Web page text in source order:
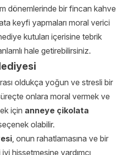
dönemlerinde bir fincan kahve
keyfi yapmaları moral verici
kutuları içerisine tebrik
hale getirebilirsiniz.
oldukça yoğun ve stresli bir
onlara moral vermek ve
için anneye çikolata
olabilir.
, onun rahatlamasına ve bir
hissetmesine yardımcı